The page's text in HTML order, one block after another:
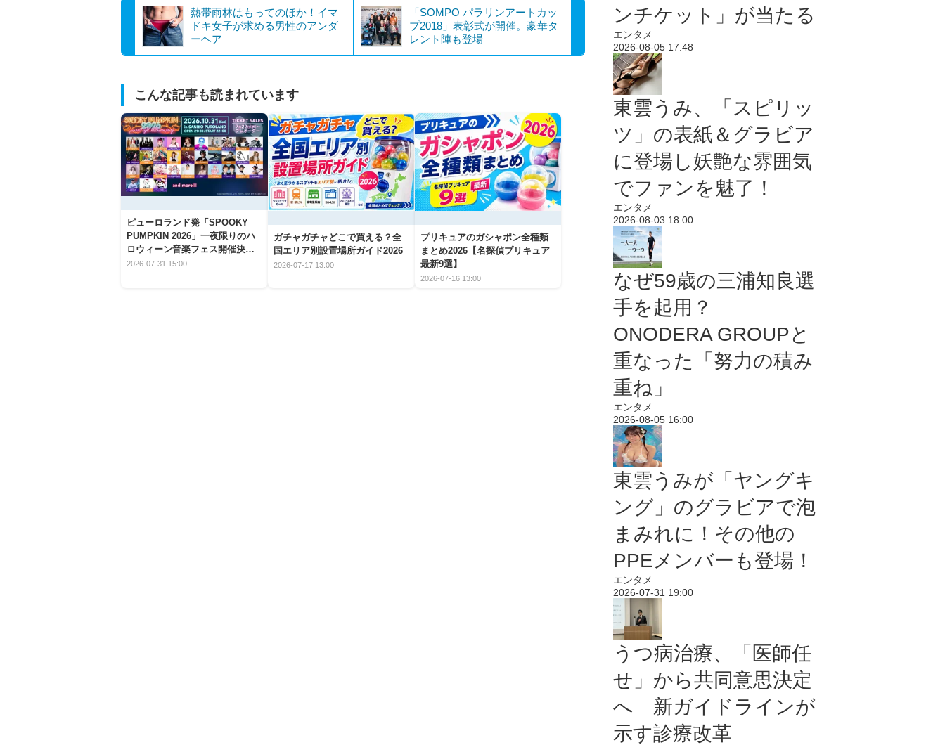
熱帯雨林はもってのほか！イマ
ドキ女子が求める男性のアンダ
ーヘア
「SOMPO パラリンアートカッ
プ2018」表彰式が開催。豪華タ
レント陣も登場
こんな記事も読まれています
ピューロランド発「SPOOKY
PUMPKIN 2026」一夜限りのハ
ロウィーン音楽フェス開催決
定！
2026-07-31 15:00
ガチャガチャどこで買える？全
国エリア別設置場所ガイド2026
2026-07-17 13:00
プリキュアのガシャポン全種類
まとめ2026【名探偵プリキュア
最新9選】
2026-07-16 13:00
ンチケット」が当たる
エンタメ
2026-08-05 17:48
東雲うみ、「スピリッ
ツ」の表紙＆グラビア
に登場し妖艶な雰囲気
でファンを魅了！
エンタメ
2026-08-03 18:00
なぜ59歳の三浦知良選
手を起用？
ONODERA GROUPと
重なった「努力の積み
重ね」
エンタメ
2026-08-05 16:00
東雲うみが「ヤングキ
ング」のグラビアで泡
まみれに！その他の
PPEメンバーも登場！
エンタメ
2026-07-31 19:00
うつ病治療、「医師任
せ」から共同意思決定
へ 新ガイドラインが
示す診療改革